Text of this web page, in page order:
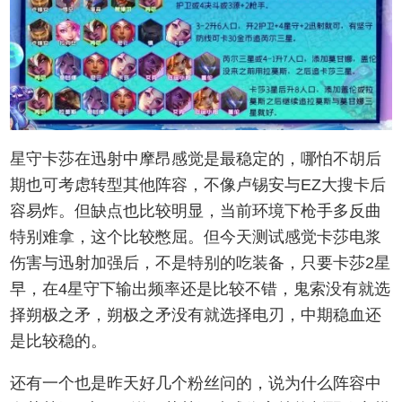
星守卡莎在迅射中摩昂感觉是最稳定的，哪怕不胡后
期也可考虑转型其他阵容，不像卢锡安与EZ大搜卡后
容易炸。但缺点也比较明显，当前环境下枪手多反曲
特别难拿，这个比较憋屈。但今天测试感觉卡莎电浆
伤害与迅射加强后，不是特别的吃装备，只要卡莎2星
早，在4星守下输出频率还是比较不错，鬼索没有就选
择朔极之矛，朔极之矛没有就选择电刃，中期稳血还
是比较稳的。
还有一个也是昨天好几个粉丝问的，说为什么阵容中